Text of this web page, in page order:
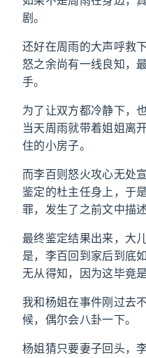
剧。
还好在周雨的大声呼救
怒之余尚有一线良知，
手。
为了让双方都冷静下，
当天周雨就带着姐姐离
住的小房子。
而李百则怒火攻心无处
鉴定的杜主任身上，于
罪，发生了之前文中描述
最终鉴定结果出来，大
是，李百回到家后到底
无从得知，因为这毕竟
我和杨姐在事件刚过去
候，偶尔会八卦一下。
杨姐猜只要妻子回头，